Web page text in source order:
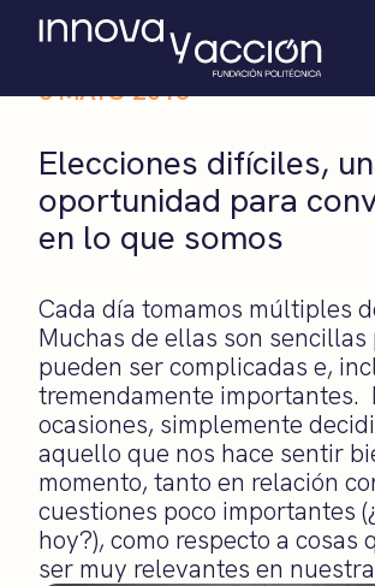
6 MAYO 2016
Elecciones difíciles,
oportunidad para
en lo que somos
Cada día tomamos múltiples
Muchas de ellas son sencillas
pueden ser complicadas e,
tremendamente importantes.
ocasiones, simplemente
aquello que nos hace sentir
momento, tanto en relación
cuestiones poco importantes
hoy?), como respecto a cosas
ser muy relevantes en